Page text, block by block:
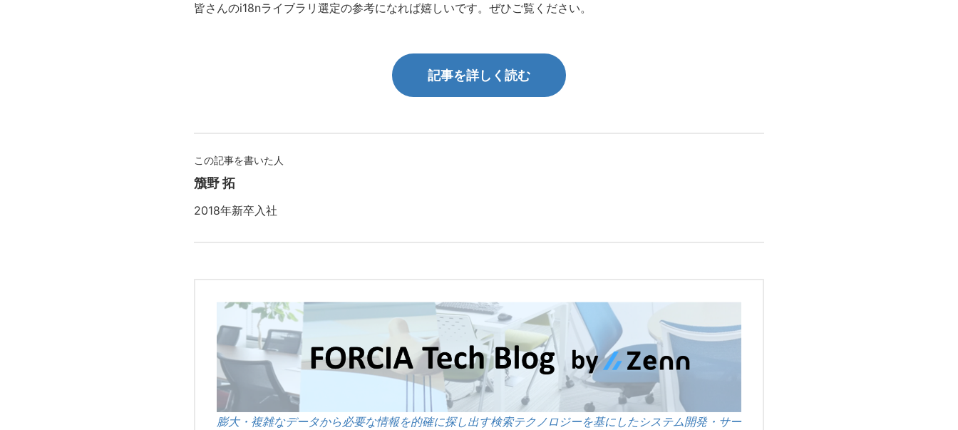
皆さんのi18nライブラリ選定の参考になれば嬉しいです。ぜひご覧ください。
記事を詳しく読む
この記事を書いた人
籏野 拓
2018年新卒入社
膨大・複雑なデータから必要な情報を的確に探し出す検索テクノロジーを基にしたシステム開発・サー